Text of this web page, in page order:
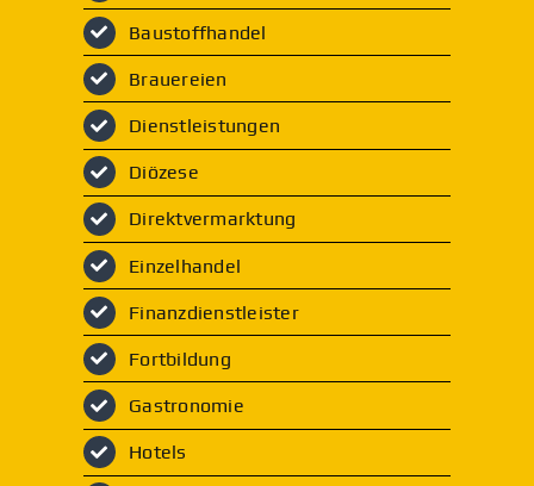
Baustoffhandel
Brauereien
Dienstleistungen
Diözese
Direktvermarktung
Einzelhandel
Finanzdienstleister
Fortbildung
Gastronomie
Hotels